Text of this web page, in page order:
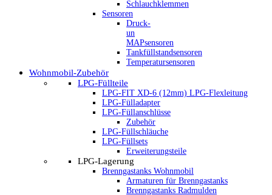
Schlauchklemmen
Sensoren
Druck-
un
MAPsensoren
Tankfüllstandsensoren
Temperatursensoren
Wohnmobil-Zubehör
LPG-Füllteile
LPG-FIT XD-6 (12mm) LPG-Flexleitung
LPG-Fülladapter
LPG-Füllanschlüsse
Zubehör
LPG-Füllschläuche
LPG-Füllsets
Erweiterungsteile
LPG-Lagerung
Brenngastanks Wohnmobil
Armaturen für Brenngastanks
Brenngastanks Radmulden